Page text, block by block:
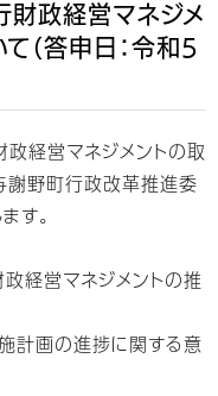
政経営マネジメ
（答申日：令和5
経営マネジメントの取
謝野町行政改革推進委
す。
経営マネジメントの推
計画の進捗に関する意